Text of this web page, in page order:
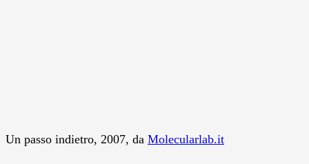
Un passo indietro, 2007, da Molecularlab.it